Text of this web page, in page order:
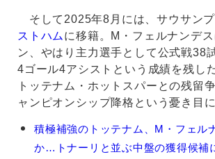
そして2025年8月には、サウサン
ストハムに移籍。M・フェルナンデ
ン、やはり主力選手として公式戦38
4ゴール4アシストという成績を残し
トッテナム・ホットスパーとの残留
ャンピオンシップ降格という憂き目に
マ
積極補強のトッテナム、M・フェル
か…トナーリと並ぶ中盤の獲得候補